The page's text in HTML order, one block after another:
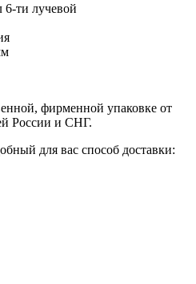
6-ти лучевой
фирменной упаковке от
России и СНГ.
для вас способ доставки: